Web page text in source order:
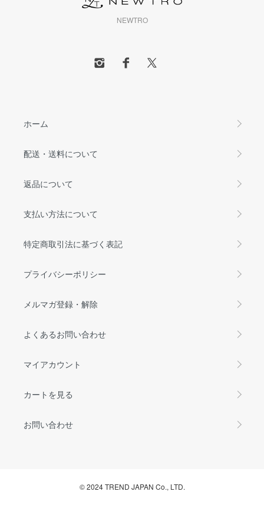
NEWTRO
ホーム
配送・送料について
返品について
支払い方法について
特定商取引法に基づく表記
プライバシーポリシー
メルマガ登録・解除
よくあるお問い合わせ
マイアカウント
カートを見る
お問い合わせ
© 2024 TREND JAPAN Co., LTD.